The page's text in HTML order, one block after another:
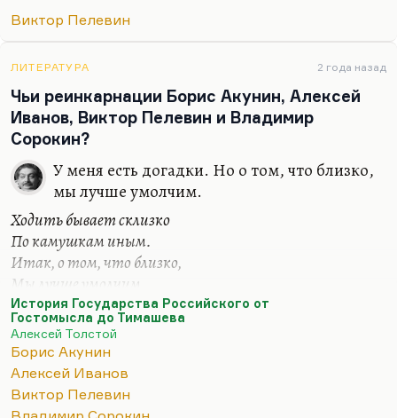
«Синего фонаря», эта книга вся блистательна. Но
была любимая вещь «Затворник и Шестипалый».
Мне кажется, это тоже идеальная сказка. И то,
что она кончается словом «светило» — это
замечательная отсылка к «Божественной
комедии».
Виктор Пелевин
ЛИТЕРАТУРА 2 года назад
Чьи реинкарнации Борис Акунин, Алексей
Иванов, Виктор Пелевин и Владимир
Сорокин?
У меня есть догадки. Но о том, что близко,
мы лучше умолчим.
Ходить бывает склизко
По камушкам иным.
Итак, о том, что близко,
Мы лучше умолчим.
Пелевин очень близок к Гоголю — во всяком
случае, по главным чертам своего дарования — но
инкарнацией его не является. Дело в том, что,
понимаете, постсоветская история — она, рискну
сказать, в некотором отношении и пострусская.
История Государства Российского от
Гостомысла до Тимашева
Алексей Толстой
Борис Акунин
Алексей Иванов
Виктор Пелевин